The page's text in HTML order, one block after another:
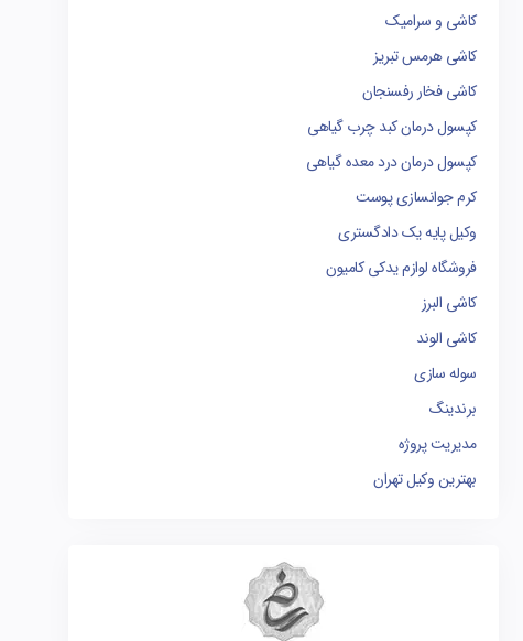
کاشی و سرامیک
کاشی هرمس تبریز
کاشی فخار رفسنجان
کپسول درمان کبد چرب گیاهی
کپسول درمان درد معده گیاهی
کرم جوانسازی پوست
وکیل پایه یک دادگستری
فروشگاه لوازم یدکی کامیون
کاشی البرز
کاشی الوند
سوله سازی
برندینگ
مدیریت پروژه
بهترین وکیل تهران